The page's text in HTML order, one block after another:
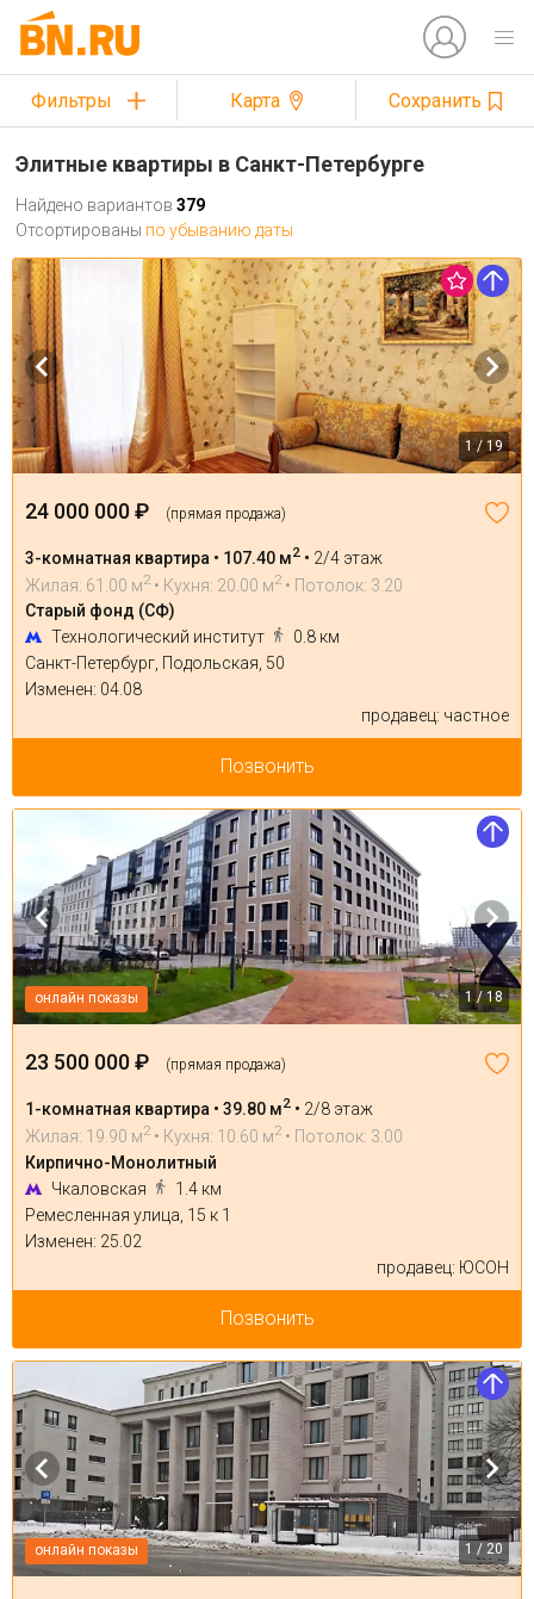
Фильтры Карта Сохранить
Элитные квартиры в Санкт-Петербурге
Найдено вариантов 379
Отсортированы по убыванию даты
1 / 19
24 000 000 ₽ (прямая продажа)
3-комнатная квартира • 107.40 м2 • 2/4 этаж
Жилая: 61.00 м2 • Кухня: 20.00 м2 • Потолок: 3.20
Старый фонд (СФ)
Технологический институт
0.8 км
Санкт-Петербург, Подольская, 50
Изменен: 04.08
продавец: частное
Позвонить
онлайн показы 1 / 18
23 500 000 ₽ (прямая продажа)
1-комнатная квартира • 39.80 м2 • 2/8 этаж
Жилая: 19.90 м2 • Кухня: 10.60 м2 • Потолок: 3.00
Кирпично-Монолитный
Чкаловская
1.4 км
Ремесленная улица, 15 к 1
Изменен: 25.02
продавец: ЮСОН
Позвонить
онлайн показы 1 / 20